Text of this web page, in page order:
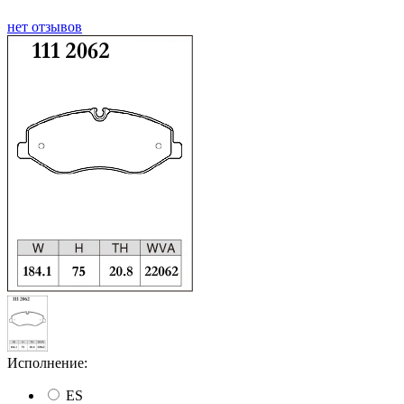
нет отзывов
Исполнение:
ES